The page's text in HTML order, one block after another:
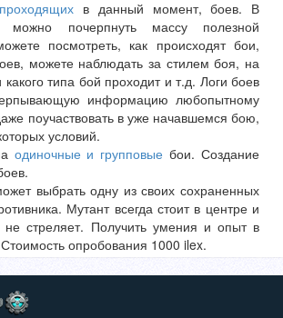
проходящих в данный момент, боев. В
можно почерпнуть массу полезной
посмотреть, как происходят бои,
можете наблюдать за стилем боя, на
какого типа бой проходит и т.д. Логи боев
информацию любопытному
поучаствовать в уже начавшемся бою,
условий.
одиночные и групповые бои. Создание
выбрать одну из своих сохраненных
Мутант всегда стоит в центре и
не стреляет. Получить умения и опыт в
опробования 1000 ilex.